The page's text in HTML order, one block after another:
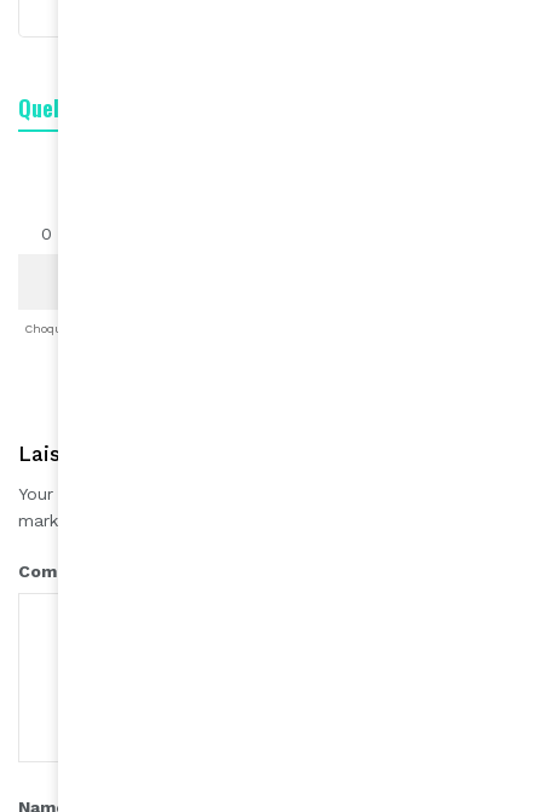
Quelle est votre réaction ?
0
Choqué
Laisser une réponse
Your email address will not be published.
marked
Comment
Name